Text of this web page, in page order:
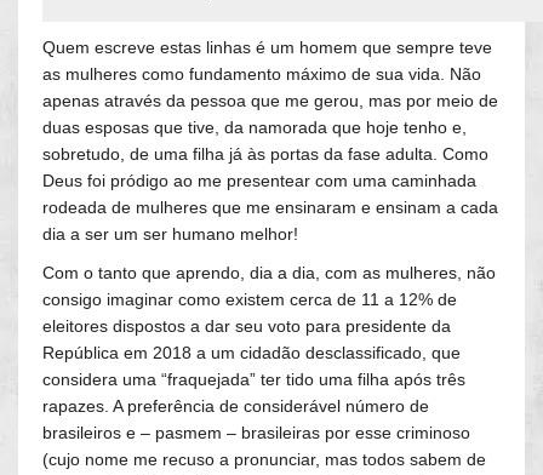
Quem escreve estas linhas é um homem que sempre teve
as mulheres como fundamento máximo de sua vida. Não
apenas através da pessoa que me gerou, mas por meio de
duas esposas que tive, da namorada que hoje tenho e,
sobretudo, de uma filha já às portas da fase adulta. Como
Deus foi pródigo ao me presentear com uma caminhada
rodeada de mulheres que me ensinaram e ensinam a cada
dia a ser um ser humano melhor!
Com o tanto que aprendo, dia a dia, com as mulheres, não
consigo imaginar como existem cerca de 11 a 12% de
eleitores dispostos a dar seu voto para presidente da
República em 2018 a um cidadão desclassificado, que
considera uma “fraquejada” ter tido uma filha após três
rapazes. A preferência de considerável número de
brasileiros e – pasmem – brasileiras por esse criminoso
(cujo nome me recuso a pronunciar, mas todos sabem de